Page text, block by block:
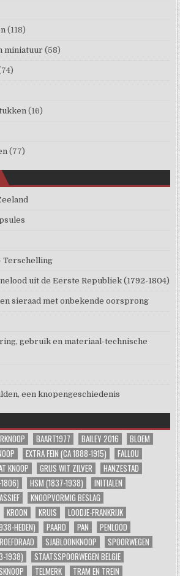
(118)
miniatuur (58)
(16)
(77)
Terschelling
uit de Eerste Republiek (1792-1804)
sieraad met onbekende oorsprong
gebruik en materiaal-technische
een knopengeschiedenis
BAART1977 BAILEY 2016
BLOEM
EXTRA FEIN (CA 1888-1915)
FALLOU
KNOOP GRIJS WIT ZILVER
HANZESTAD
1806)
HSM (1837-1938)
INITIALEN
KNOOPVORMIG BESLAG
KROON KRUIS
LOODJE-FRANKRIJK
HEDEN) PAARD PAN
PENLOOD
SJABLOONKNOOP
SPOORWEGEN
1938)
STAATSSPOORWEGEN BELGIE
TELMERK TRAM EN TREIN